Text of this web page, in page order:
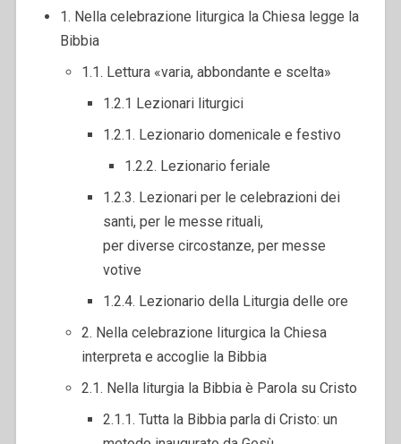
1. Nella celebrazione liturgica la Chiesa legge la
Bibbia
1.1. Lettura «varia, abbondante e scelta»
1.2.1 Lezionari liturgici
1.2.1. Lezionario domenicale e festivo
1.2.2. Lezionario feriale
1.2.3. Lezionari per le celebrazioni dei
santi, per le messe rituali,
per diverse circostanze, per messe
votive
1.2.4. Lezionario della Liturgia delle ore
2. Nella celebrazione liturgica la Chiesa
interpreta e accoglie la Bibbia
2.1. Nella liturgia la Bibbia è Parola su Cristo
2.1.1. Tutta la Bibbia parla di Cristo: un